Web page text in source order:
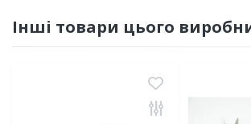
Інші товари цього